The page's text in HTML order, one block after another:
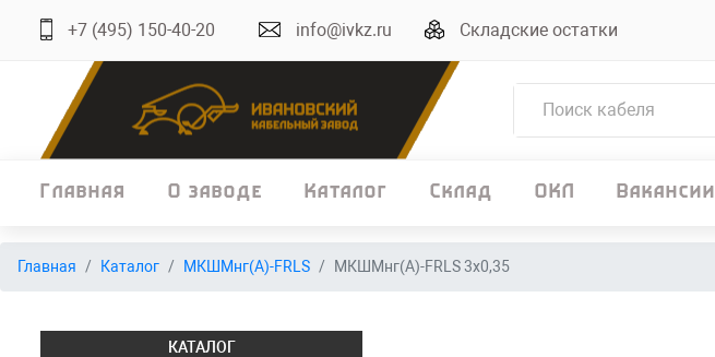
+7 (495) 150-40-20 info@ivkz.ru Складские остатки
Главная О заводе Каталог Склад ОКЛ Вакансии
Главная
Главная Каталог МКШМнг(А)-FRLS МКШМнг(А)-FRLS 3х0,35
КАТАЛОГ